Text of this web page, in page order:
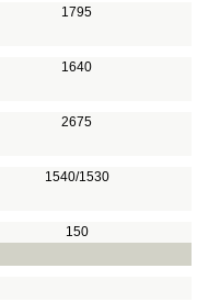
1795
1640
2675
1540/1530
150